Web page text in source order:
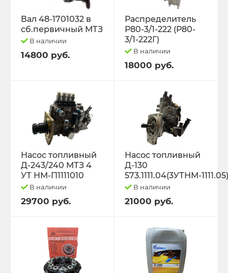
Вал 48-1701032 в
сб.первичный МТЗ
В наличии
14800 руб.
Распределитель
Р80-3/1-222 (Р80-
3/1-222Г)
В наличии
18000 руб.
Насос топливный
Д-243/240 МТЗ 4
УТ НМ-П1111010
В наличии
29700 руб.
Насос топливный
Д-130
573.1111.04(3УТНМ-1111.05)
В наличии
21000 руб.